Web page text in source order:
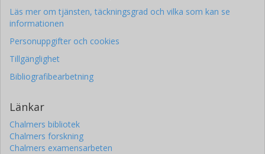
Läs mer om tjänsten, täckningsgrad och vilka som kan se
informationen
Personuppgifter och cookies
Tillgänglighet
Bibliografibearbetning
Länkar
Chalmers bibliotek
Chalmers forskning
Chalmers examensarbeten